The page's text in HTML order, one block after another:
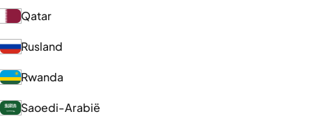
Qatar
Rusland
Rwanda
Saoedi-Arabië